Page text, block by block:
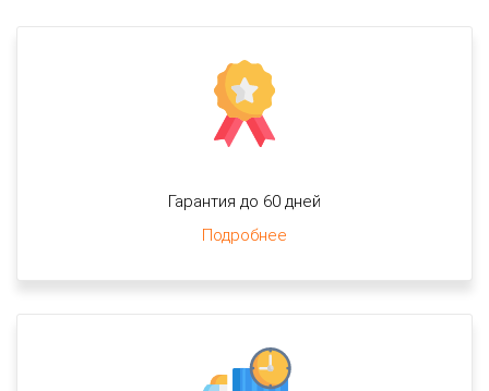
Гарантия до 60 дней
Подробнее